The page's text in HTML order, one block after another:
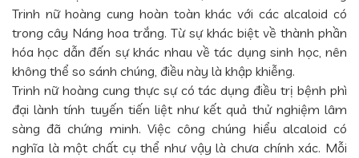
Trinh nữ hoàng cung hoàn toàn khác với các alcaloid có
trong cây Náng hoa trắng. Từ sự khác biệt về thành phần
hóa học dẫn đến sự khác nhau về tác dụng sinh học, nên
không thể so sánh chúng, điều này là khập khiễng.
Trinh nữ hoàng cung thực sự có tác dụng điều trị bệnh phì
đại lành tính tuyến tiến liệt như kết quả thử nghiệm lâm
sàng đã chứng minh. Việc công chúng hiểu alcaloid có
nghĩa là một chất cụ thể như vậy là chưa chính xác. Mỗi